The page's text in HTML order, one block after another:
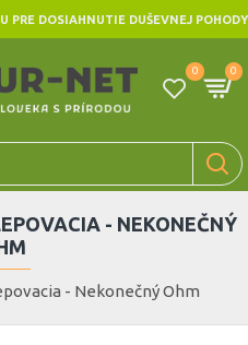
PRE DOSIAHNUTIE DUŠEVNEJ POHODY
0 0
- Nekonečný Ohm
- NEKONEČNÝ